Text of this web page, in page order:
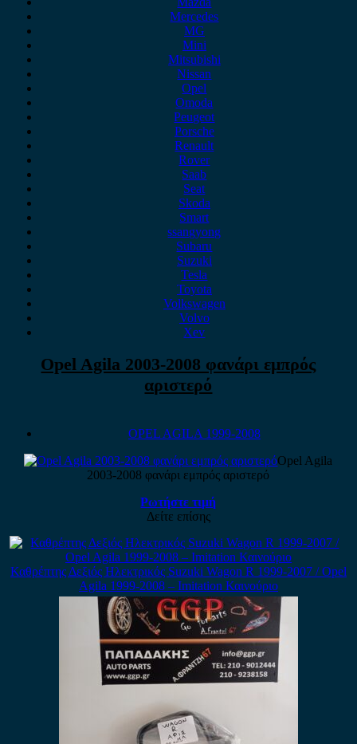
Mercedes
MG
Mini
Mitsubishi
Nissan
Opel
Omoda
Peugeot
Porsche
Renault
Rover
Saab
Seat
Skoda
Smart
ssangyong
Subaru
Suzuki
Tesla
Toyota
Volkswagen
Volvo
Xev
Opel Agila 2003-2008 φανάρι εμπρός
αριστερό
OPEL AGILA 1999-2008
Opel Agila
2003-2008 φανάρι εμπρός αριστερό
Ρωτήστε τιμή
Δείτε επίσης
Καθρέπτης Δεξιός Ηλεκτρικός Suzuki Wagon R 1999-2007 / Opel
Agila 1999-2008 – Imitation Καινούριο